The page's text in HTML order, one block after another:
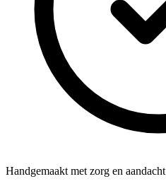
Handgemaakt met zorg en aandacht